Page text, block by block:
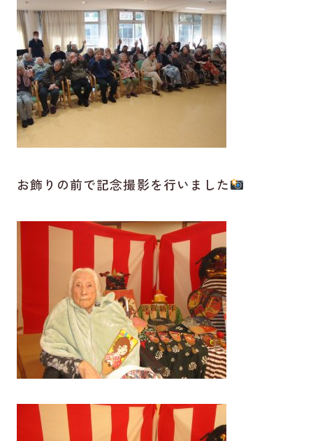
お飾りの前で記念撮影を行いました